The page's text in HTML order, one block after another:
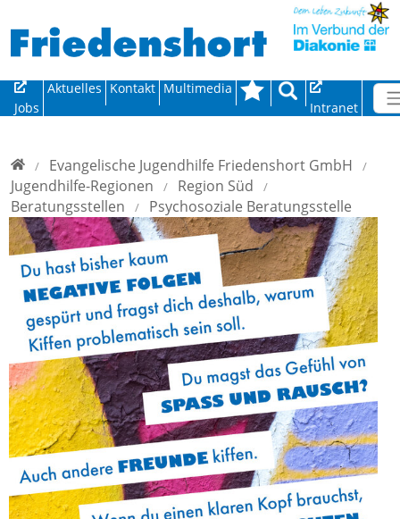
Jobs
Aktuelles Kontakt Multimedia
Intranet
HomeEvangelische Jugendhilfe Friedenshort GmbH
Jugendhilfe-Regionen
Region Süd
Beratungsstellen
Psychosoziale Beratungsstelle